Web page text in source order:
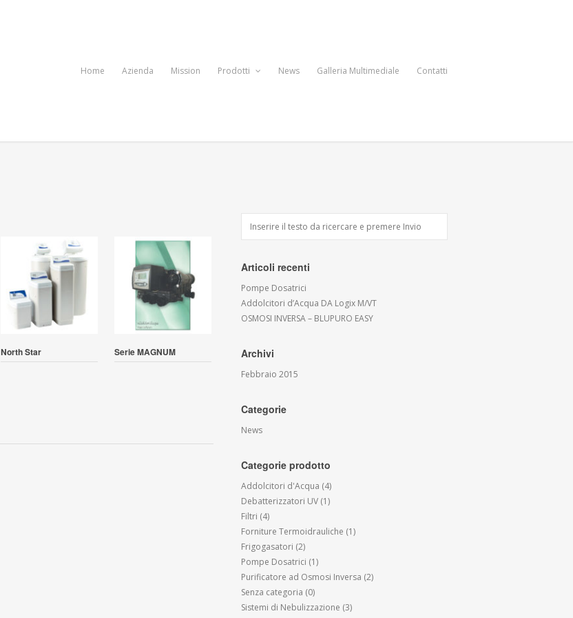
Home Azienda Mission Prodotti News Galleria Multimediale Contatti
North Star Serie MAGNUM
Articoli recenti
Pompe Dosatrici
Addolcitori d’Acqua DA Logix M/VT
OSMOSI INVERSA – BLUPURO EASY
Archivi
Febbraio 2015
Categorie
News
Categorie prodotto
Addolcitori d'Acqua (4)
Debatterizzatori UV (1)
Filtri (4)
Forniture Termoidrauliche (1)
Frigogasatori (2)
Pompe Dosatrici (1)
Purificatore ad Osmosi Inversa (2)
Senza categoria (0)
Sistemi di Nebulizzazione (3)